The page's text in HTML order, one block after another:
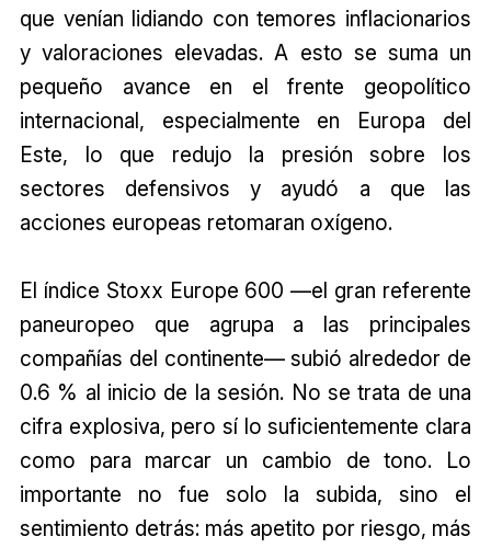
que venían lidiando con temores inflacionarios
y valoraciones elevadas. A esto se suma un
pequeño avance en el frente geopolítico
internacional, especialmente en Europa del
Este, lo que redujo la presión sobre los
sectores defensivos y ayudó a que las
acciones europeas retomaran oxígeno.
El índice Stoxx Europe 600 —el gran referente
paneuropeo que agrupa a las principales
compañías del continente— subió alrededor de
0.6 % al inicio de la sesión. No se trata de una
cifra explosiva, pero sí lo suficientemente clara
como para marcar un cambio de tono. Lo
importante no fue solo la subida, sino el
sentimiento detrás: más apetito por riesgo, más